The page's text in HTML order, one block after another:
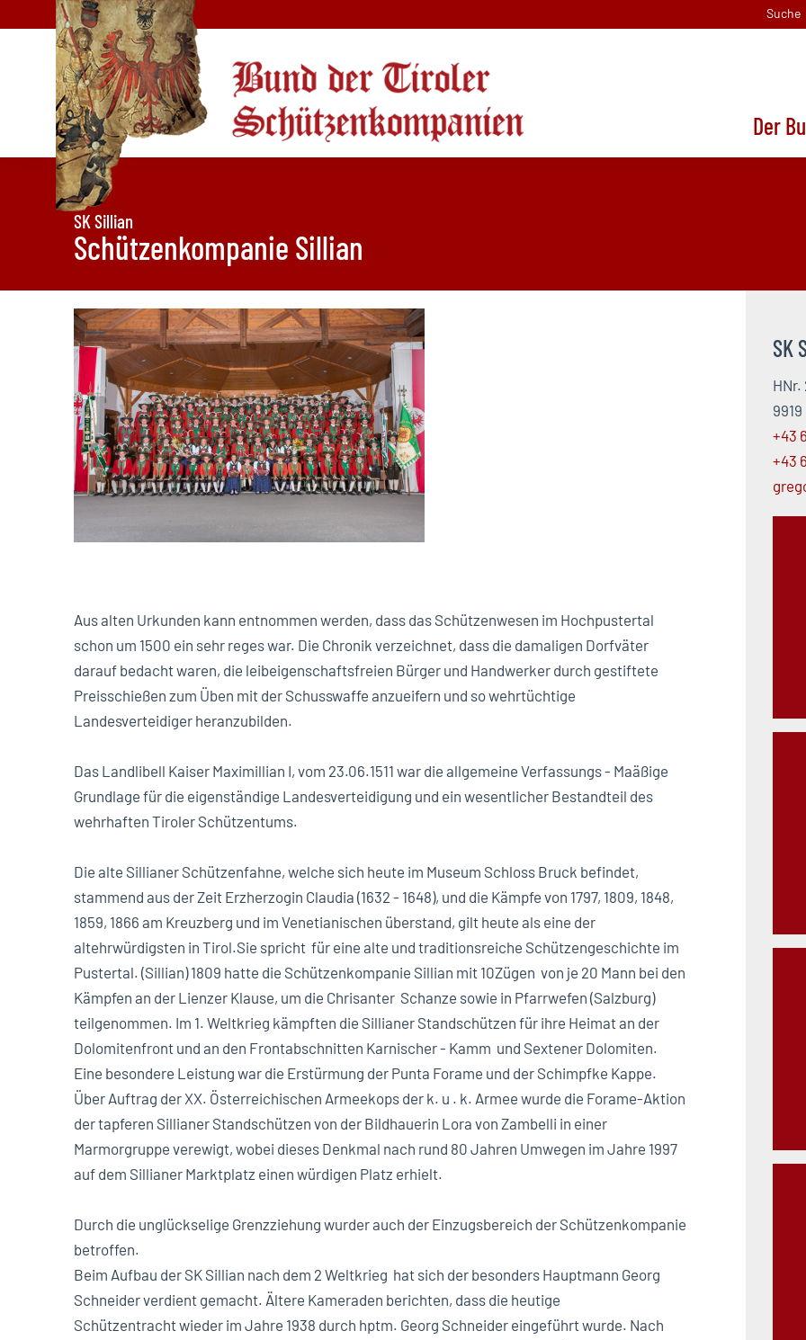
Suche
Der
SK Sillian
Schützenkompanie Sillian
Aus alten Urkunden kann entnommen werden, dass das Schützenwesen im Hochpustertal
schon um 1500 ein sehr reges war. Die Chronik verzeichnet, dass die damaligen Dorfväter
darauf bedacht waren, die leibeigenschaftsfreien Bürger und Handwerker durch gestiftete
Preisschießen zum Üben mit der Schusswaffe anzueifern und so wehrtüchtige
Landesverteidiger heranzubilden.
Das Landlibell Kaiser Maximillian I, vom 23.06.1511 war die allgemeine Verfassungs - Maäßige
Grundlage für die eigenständige Landesverteidigung und ein wesentlicher Bestandteil des
wehrhaften Tiroler Schützentums.
Die alte Sillianer Schützenfahne, welche sich heute im Museum Schloss Bruck befindet,
stammend aus der Zeit Erzherzogin Claudia (1632 - 1648), und die Kämpfe von 1797, 1809, 1848,
1859, 1866 am Kreuzberg und im Venetianischen überstand, gilt heute als eine der
altehrwürdigsten in Tirol.Sie spricht für eine alte und traditionsreiche Schützengeschichte im
Pustertal. (Sillian) 1809 hatte die Schützenkompanie Sillian mit 10Zügen von je 20 Mann bei den
Kämpfen an der Lienzer Klause, um die Chrisanter Schanze sowie in Pfarrwefen (Salzburg)
teilgenommen. Im 1. Weltkrieg kämpften die Sillianer Standschützen für ihre Heimat an der
Dolomitenfront und an den Frontabschnitten Karnischer - Kamm und Sextener Dolomiten.
Eine besondere Leistung war die Erstürmung der Punta Forame und der Schimpfke Kappe.
Über Auftrag der XX. Österreichischen Armeekops der k. u . k. Armee wurde die Forame-Aktion
der tapferen Sillianer Standschützen von der Bildhauerin Lora von Zambelli in einer
Marmorgruppe verewigt, wobei dieses Denkmal nach rund 80 Jahren Umwegen im Jahre 1997
auf dem Sillianer Marktplatz einen würdigen Platz erhielt.
Durch die unglückselige Grenzziehung wurder auch der Einzugsbereich der Schützenkompanie
betroffen.
Beim Aufbau der SK Sillian nach dem 2 Weltkrieg hat sich der besonders Hauptmann Georg
Schneider verdient gemacht. Ältere Kameraden berichten, dass die heutige
Schützentracht wieder im Jahre 1938 durch hptm. Georg Schneider eingeführt wurde. Nach
SK
HNr.
+43
+43